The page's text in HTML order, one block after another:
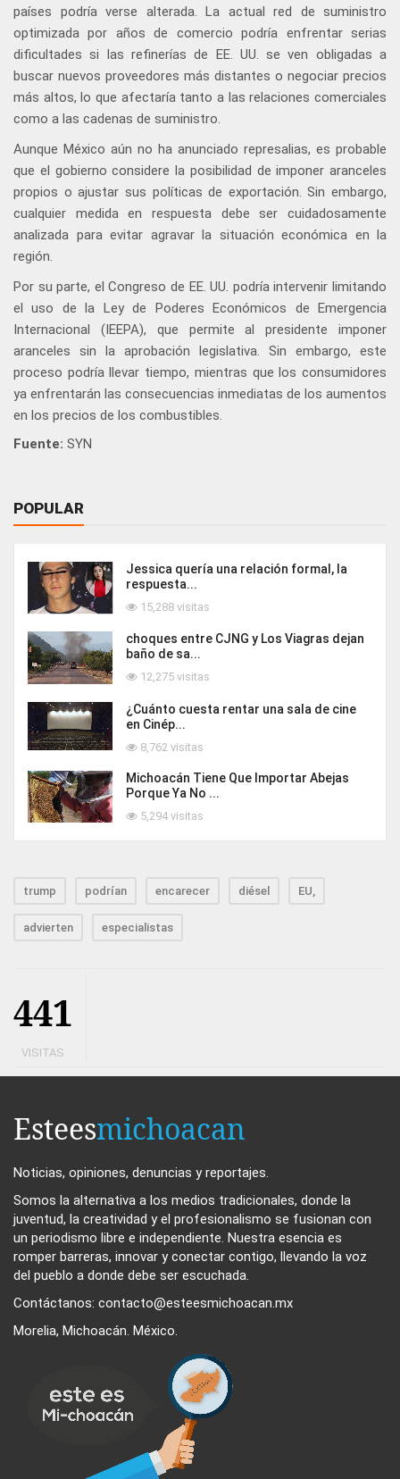
países podría verse alterada. La actual red de suministro
optimizada por años de comercio podría enfrentar serias
dificultades si las refinerías de EE. UU. se ven obligadas a
buscar nuevos proveedores más distantes o negociar precios
más altos, lo que afectaría tanto a las relaciones comerciales
como a las cadenas de suministro.
Aunque México aún no ha anunciado represalias, es probable
que el gobierno considere la posibilidad de imponer aranceles
propios o ajustar sus políticas de exportación. Sin embargo,
cualquier medida en respuesta debe ser cuidadosamente
analizada para evitar agravar la situación económica en la
región.
Por su parte, el Congreso de EE. UU. podría intervenir limitando
el uso de la Ley de Poderes Económicos de Emergencia
Internacional (IEEPA), que permite al presidente imponer
aranceles sin la aprobación legislativa. Sin embargo, este
proceso podría llevar tiempo, mientras que los consumidores
ya enfrentarán las consecuencias inmediatas de los aumentos
en los precios de los combustibles.
Fuente: SYN
POPULAR
Jessica quería una relación formal, la
respuesta...
15,288 visitas
choques entre CJNG y Los Viagras dejan
baño de sa...
12,275 visitas
¿Cuánto cuesta rentar una sala de cine
en Cinép...
8,762 visitas
Michoacán Tiene Que Importar Abejas
Porque Ya No ...
5,294 visitas
trump podrían encarecer diésel EU,
advierten especialistas
441
VISITAS
Esteesmichoacan
Noticias, opiniones, denuncias y reportajes.
Somos la alternativa a los medios tradicionales, donde la
juventud, la creatividad y el profesionalismo se fusionan con
un periodismo libre e independiente. Nuestra esencia es
romper barreras, innovar y conectar contigo, llevando la voz
del pueblo a donde debe ser escuchada.
Contáctanos: contacto@esteesmichoacan.mx
Morelia, Michoacán. México.